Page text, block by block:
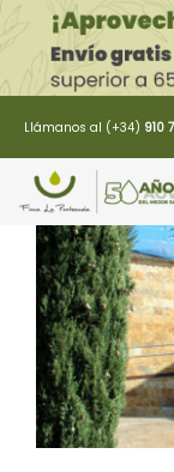
Saltar
al
contenido
Llámanos al (+34) 910